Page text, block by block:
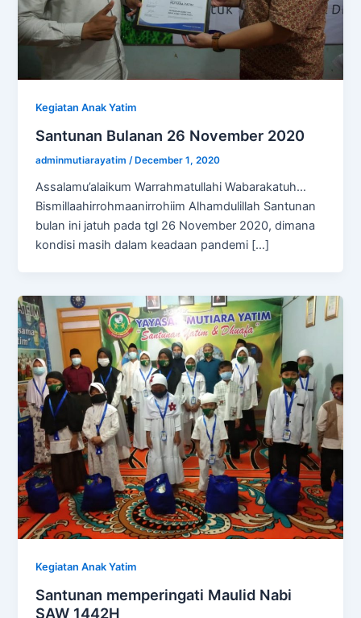
Kegiatan Anak Yatim
Santunan Bulanan 26 November 2020
adminmutiarayatim/December 1, 2020
Assalamu’alaikum Warrahmatullahi Wabarakatuh…
Bismillaahirrohmaanirrohiim Alhamdulillah Santunan
bulan ini jatuh pada tgl 26 November 2020, dimana
kondisi masih dalam keadaan pandemi […]
Kegiatan Anak Yatim
Santunan memperingati Maulid Nabi
SAW 1442H